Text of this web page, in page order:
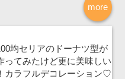
more
均セリアのドーナツ型が
てみたけど更に美味しい
カラフルデコレーション♡